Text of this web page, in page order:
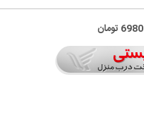
تومان